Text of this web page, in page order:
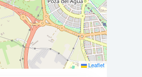
Leaflet